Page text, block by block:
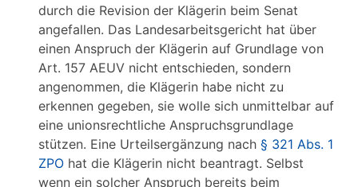
durch die Revision der Klägerin beim Senat
angefallen. Das Landesarbeitsgericht hat über
einen Anspruch der Klägerin auf Grundlage von
Art. 157 AEUV nicht entschieden, sondern
angenommen, die Klägerin habe nicht zu
erkennen gegeben, sie wolle sich unmittelbar auf
eine unionsrechtliche Anspruchsgrundlage
stützen. Eine Urteilsergänzung nach § 321 Abs. 1
ZPO hat die Klägerin nicht beantragt. Selbst
wenn ein solcher Anspruch bereits beim